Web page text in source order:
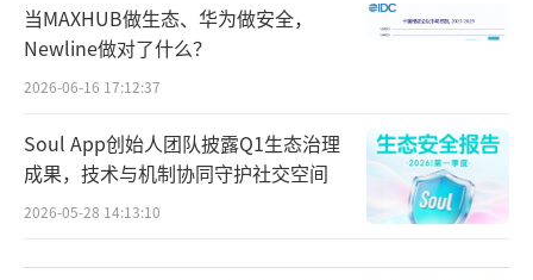
神舟二十三号载人飞船由航天科技集团五
院抓总研制，是中国载人航天工程进入空间站
国第17次载人航天飞行任务，也是我国成功应
对2025年11月首次太空应急任务以来的首次载
人航天飞行任务。相较以往，神舟二十三号舷
窗结构优化升级，下行能力大幅提升。
当MAXHUB做生态、华为做安全，
Newline做对了什么？
2026-06-16 17:12:37
Soul App创始人团队披露Q1生态治理
成果，技术与机制协同守护社交空间
2026-05-28 14:13:10